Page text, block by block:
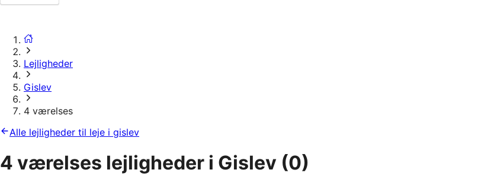
Lejligheder
Gislev
4 værelses
Alle lejligheder til leje i gislev
4 værelses lejligheder i Gislev (0)